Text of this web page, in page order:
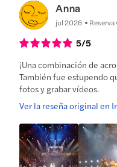
Anna
jul 2026
5/5
¡Una combinación de
También fue estupendo
fotos y grabar vídeos.
Ver la reseña original en